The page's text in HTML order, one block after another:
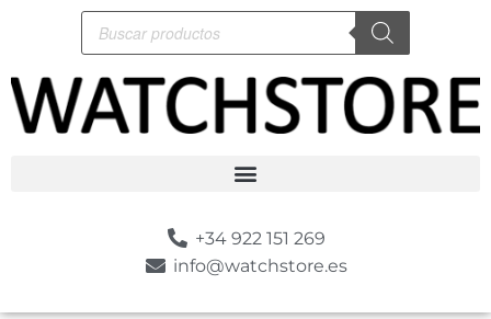
+34 922 151 269
info@watchstore.es